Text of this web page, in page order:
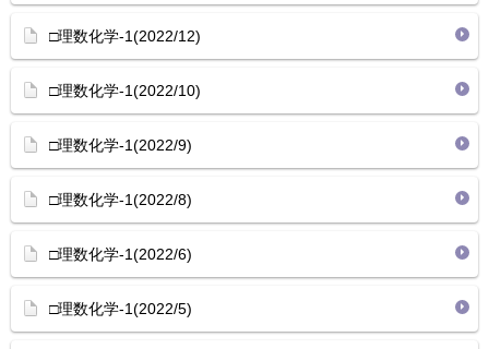
□理数化学-1(2022/12)
□理数化学-1(2022/10)
□理数化学-1(2022/9)
□理数化学-1(2022/8)
□理数化学-1(2022/6)
□理数化学-1(2022/5)